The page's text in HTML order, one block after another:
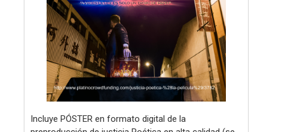
Incluye PÓSTER en formato digital de la